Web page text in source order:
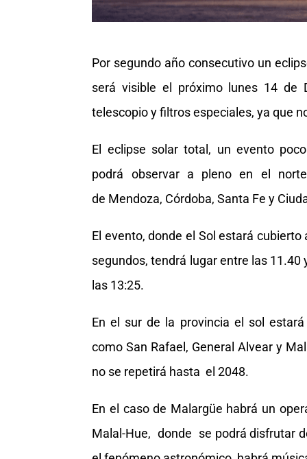
Por segundo año consecutivo un
será visible el próximo lunes 14 de
telescopio y filtros especiales, ya que
El eclipse solar total, un evento
podrá observar a pleno en el
de Mendoza, Córdoba, Santa Fe y
El evento, donde el Sol estará
segundos, tendrá lugar entre las
las 13:25.
En el sur de la provincia el sol
como San Rafael, General Alvear y
no se repetirá hasta el 2048.
En el caso de Malargüe habrá un
Malal-Hue, donde se podrá disfrutar